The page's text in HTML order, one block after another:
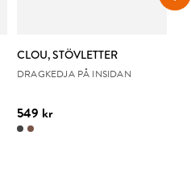
CLOU, STÖVLETTER
DRAGKEDJA PÅ INSIDAN
549 kr